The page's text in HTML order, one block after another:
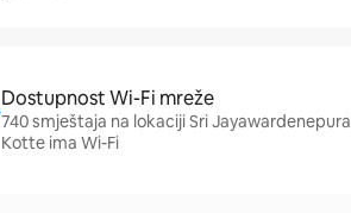
Dostupnost Wi-Fi mreže
740 smještaja na lokaciji Sri Jayawardenepura
Kotte ima Wi-Fi